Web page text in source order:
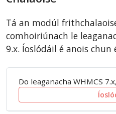
Tá an modúl
comhoiriúnach le
9.x. Íoslódáil é anois chun
Do leaganacha WHMCS